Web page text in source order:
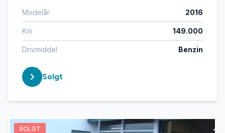
Modelår 2016
Km 149.000
Drivmiddel Benzin
Solgt
SOLGT